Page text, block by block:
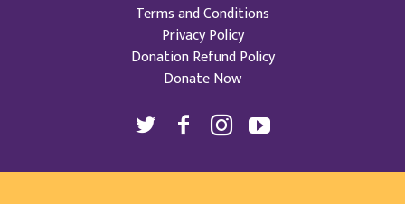
Terms and Conditions
Privacy Policy
Donation Refund Policy
Donate Now